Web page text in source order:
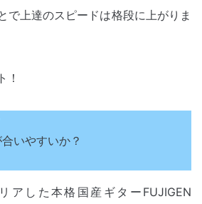
で上達のスピードは格段に上がりま
！
いやすいか？
アした本格国産ギターFUJIGEN